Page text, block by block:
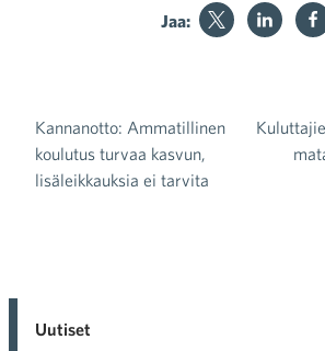
Jaa:
Artikkelien selaus
Kannanotto: Ammatillinen
koulutus turvaa kasvun,
lisäleikkauksia ei tarvita
Uutiset